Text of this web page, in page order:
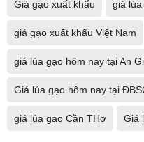
Giá gạo xuất khẩu giá
giá gạo xuất khẩu Việt Nam
giá lúa gạo hôm nay tại An
Giá lúa gạo hôm nay tại
giá lúa gạo Cần THơ Giá